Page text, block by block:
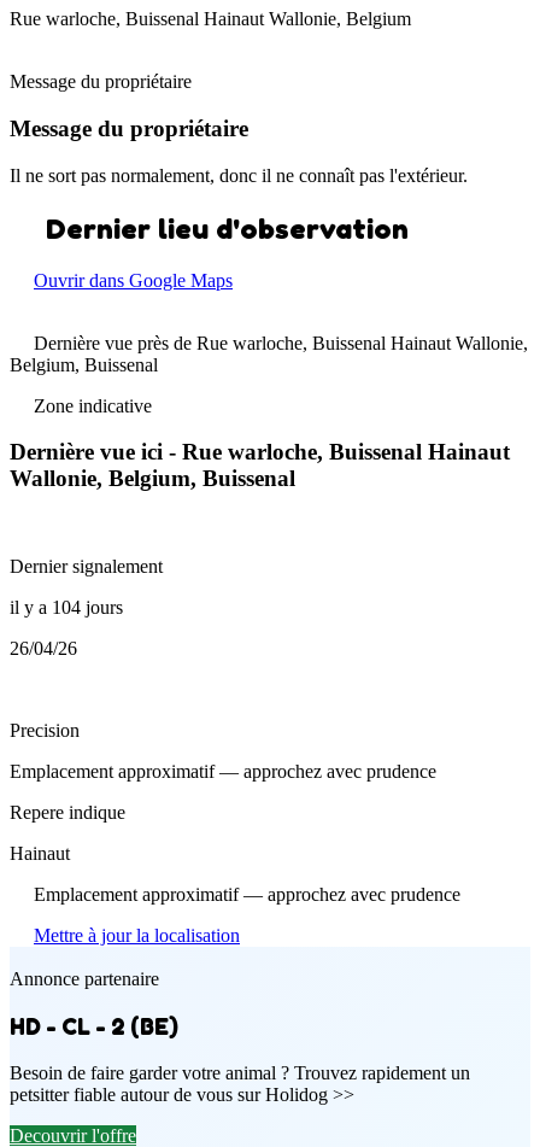
Rue warloche, Buissenal Hainaut Wallonie, Belgium
Message du propriétaire
Message du propriétaire
Il ne sort pas normalement, donc il ne connaît pas l'extérieur.
Dernier lieu d'observation
Ouvrir dans Google Maps
Dernière vue près de Rue warloche, Buissenal Hainaut Wallonie,
Belgium, Buissenal
Zone indicative
Dernière vue ici - Rue warloche, Buissenal Hainaut
Wallonie, Belgium, Buissenal
Dernier signalement
il y a 104 jours
26/04/26
Precision
Emplacement approximatif — approchez avec prudence
Repere indique
Hainaut
Emplacement approximatif — approchez avec prudence
Mettre à jour la localisation
Annonce partenaire
HD - CL - 2 (BE)
Besoin de faire garder votre animal ? Trouvez rapidement un
petsitter fiable autour de vous sur Holidog >>
Decouvrir l'offre